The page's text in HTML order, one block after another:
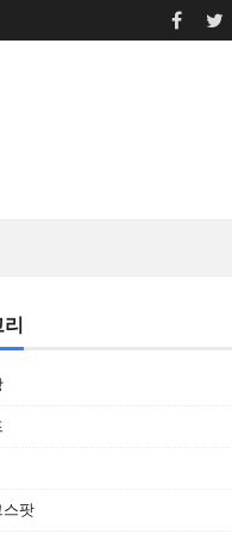
스팟